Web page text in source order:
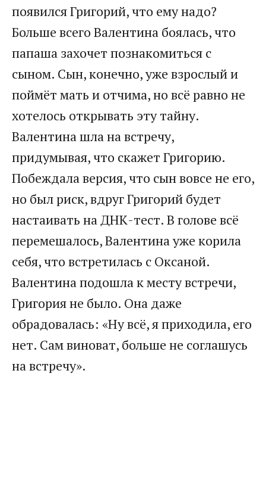
появился Григорий, что ему надо?
Больше всего Валентина боялась, что
папаша захочет познакомиться с
сыном. Сын, конечно, уже взрослый и
поймёт мать и отчима, но всё равно не
хотелось открывать эту тайну.
Валентина шла на встречу,
придумывая, что скажет Григорию.
Побеждала версия, что сын вовсе не его,
но был риск, вдруг Григорий будет
настаивать на ДНК-тест. В голове всё
перемешалось, Валентина уже корила
себя, что встретилась с Оксаной.
Валентина подошла к месту встречи,
Григория не было. Она даже
обрадовалась: «Ну всё, я приходила, его
нет. Сам виноват, больше не соглашусь
на встречу».